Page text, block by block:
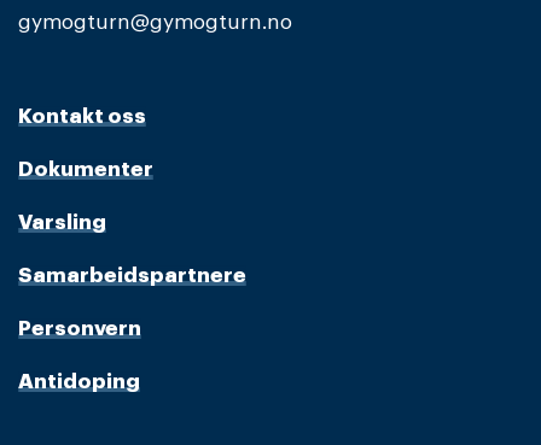
gymogturn@gymogturn.no
Kontakt oss
Dokumenter
Varsling
Samarbeidspartnere
Personvern
Antidoping